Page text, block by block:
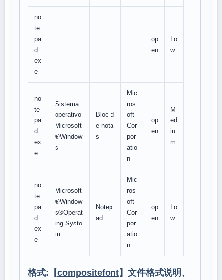
no
te
pa
d.
ex
e
op
en
Lo
w
no
te
pa
d.
ex
e
Sistema
operativo
Microsoft
®Window
s
Bloc d
e nota
s
Mic
ros
oft
Cor
por
atio
n
op
en
M
ed
iu
m
no
te
pa
d.
ex
e
Microsoft
®Window
s®Operat
ing Syste
m
Notep
ad
Mic
ros
oft
Cor
por
atio
n
op
en
Lo
w
格式:【compositefont】文件格式说明、